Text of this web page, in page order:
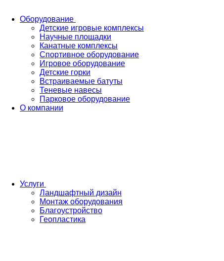
Оборудование
Детские игровые комплексы
Научные площадки
Канатные комплексы
Спортивное оборудование
Игровое оборудование
Детские горки
Встраиваемые батуты
Теневые навесы
Парковое оборудование
О компании
Услуги
Ландшафтный дизайн
Монтаж оборудования
Благоустройство
Геопластика